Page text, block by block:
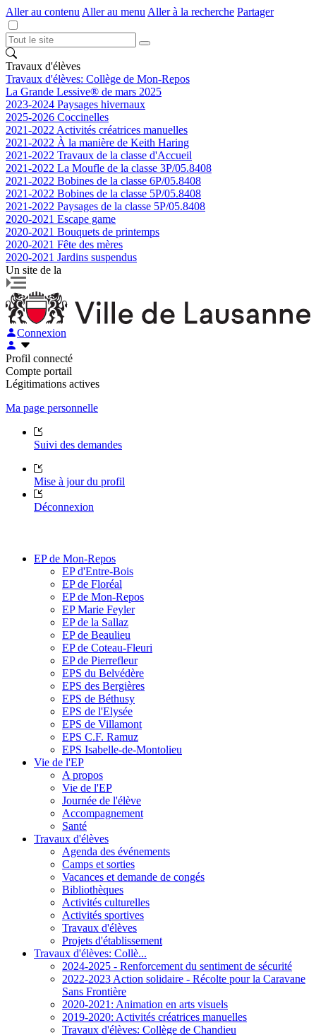
Aller au contenu Aller au menu Aller à la recherche Partager
Travaux d'élèves
Travaux d'élèves: Collège de Mon-Repos
La Grande Lessive® de mars 2025
2023-2024 Paysages hivernaux
2025-2026 Coccinelles
2021-2022 Activités créatrices manuelles
2021-2022 À la manière de Keith Haring
2021-2022 Travaux de la classe d'Accueil
2021-2022 La Moufle de la classe 3P/05.8408
2021-2022 Bobines de la classe 6P/05.8408
2021-2022 Bobines de la classe 5P/05.8408
2021-2022 Paysages de la classe 5P/05.8408
2020-2021 Escape game
2020-2021 Bouquets de printemps
2020-2021 Fête des mères
2020-2021 Jardins suspendus
Un site de la
Connexion
Profil connecté
Compte portail
Légitimations actives
Ma page personnelle
Suivi des demandes
Mise à jour du profil
Déconnexion
EP de Mon-Repos
EP d'Entre-Bois
EP de Floréal
EP de Mon-Repos
EP Marie Feyler
EP de la Sallaz
EP de Beaulieu
EP de Coteau-Fleuri
EP de Pierrefleur
EPS du Belvédère
EPS des Bergières
EPS de Béthusy
EPS de l'Elysée
EPS de Villamont
EPS C.F. Ramuz
EPS Isabelle-de-Montolieu
Vie de l'EP
A propos
Vie de l'EP
Journée de l'élève
Accompagnement
Santé
Travaux d'élèves
Agenda des événements
Camps et sorties
Vacances et demande de congés
Bibliothèques
Activités culturelles
Activités sportives
Travaux d'élèves
Projets d'établissement
Travaux d'élèves: Collè...
2024-2025 - Renforcement du sentiment de sécurité
2022-2023 Action solidaire - Récolte pour la Caravane
Sans Frontière
2020-2021: Animation en arts visuels
2019-2020: Activités créatrices manuelles
Travaux d'élèves: Collège de Chandieu